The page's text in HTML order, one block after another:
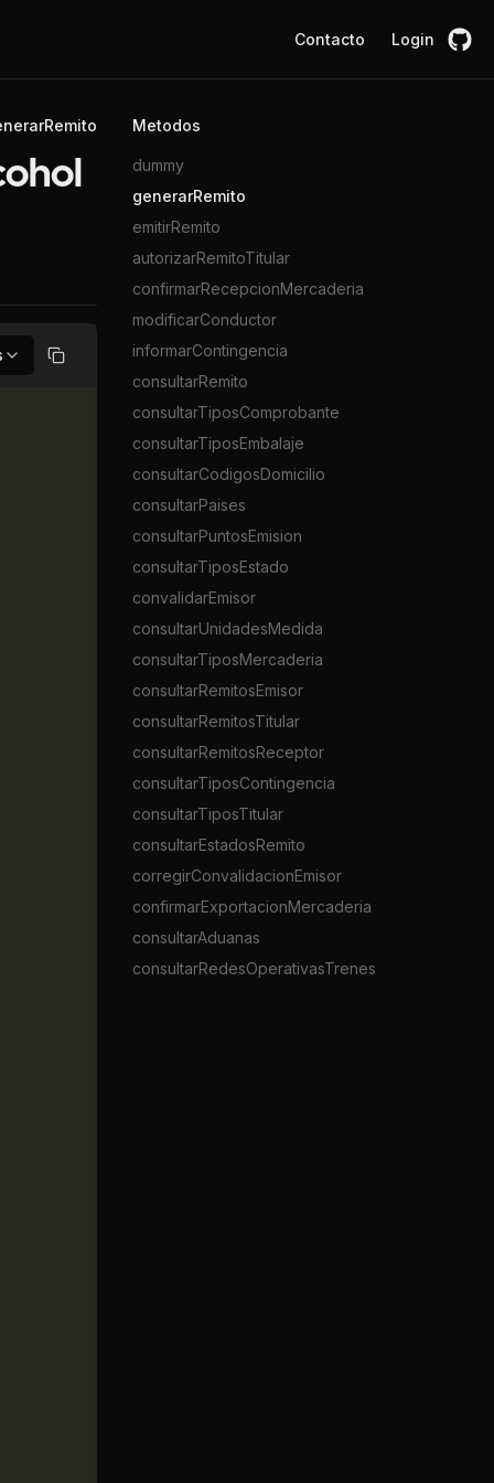
Contacto Login
Copiar
Metodos
dummy
generarRemito
emitirRemito
autorizarRemitoTitular
confirmarRecepcionMercaderia
modificarConductor
informarContingencia
consultarRemito
consultarTiposComprobante
consultarTiposEmbalaje
consultarCodigosDomicilio
consultarPaises
consultarPuntosEmision
consultarTiposEstado
convalidarEmisor
consultarUnidadesMedida
consultarTiposMercaderia
consultarRemitosEmisor
consultarRemitosTitular
consultarRemitosReceptor
consultarTiposContingencia
consultarTiposTitular
consultarEstadosRemito
corregirConvalidacionEmisor
confirmarExportacionMercaderia
consultarAduanas
consultarRedesOperativasTrenes